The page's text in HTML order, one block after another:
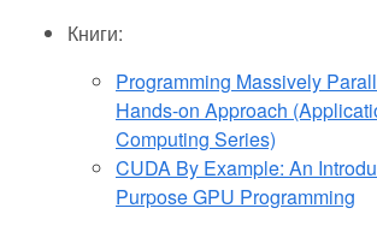
Книги:
Programming Massively
Hands-on Approach
Computing Series)
CUDA By Example: An
Purpose GPU Programming